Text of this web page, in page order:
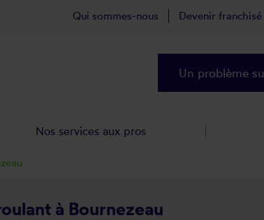
à Bournezeau
Qui sommes-nous Devenir franchisé
Un problème
Nos services aux pros